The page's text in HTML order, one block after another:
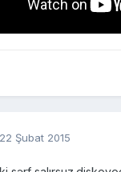
22 Şubat 2015